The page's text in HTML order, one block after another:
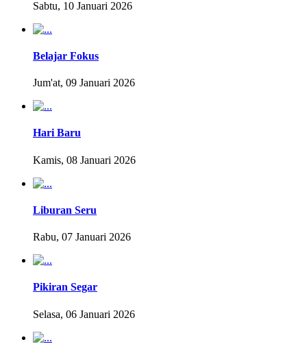
Sabtu, 10 Januari 2026
Belajar Fokus
Jum'at, 09 Januari 2026
Hari Baru
Kamis, 08 Januari 2026
Liburan Seru
Rabu, 07 Januari 2026
Pikiran Segar
Selasa, 06 Januari 2026